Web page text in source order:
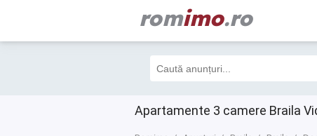
romimo.ro
Apartamente 3 camere Braila
Filtre 4 Toate
2